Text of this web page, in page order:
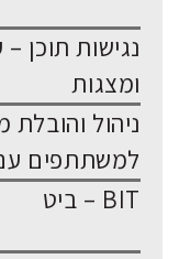
נגישות תוכן
ומצגות
למשתתפים
BIT – ביט